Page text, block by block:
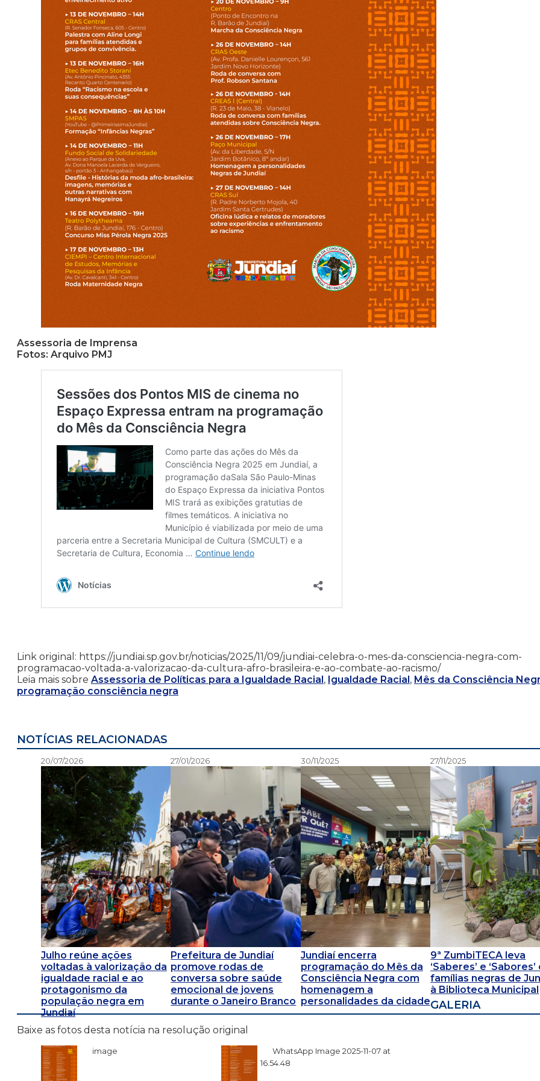
Assessoria de Imprensa
Fotos: Arquivo PMJ
Link original: https://jundiai.sp.gov.br/noticias/2025/11/09/jundiai-celebra-o-mes-da-consciencia-negra-com-
programacao-voltada-a-valorizacao-da-cultura-afro-brasileira-e-ao-combate-ao-racismo/
Leia mais sobre Assessoria de Políticas para a Igualdade Racial, Igualdade Racial, Mês da Consciência
programação consciência negra
NOTÍCIAS RELACIONADAS
20/07/2026
Julho reúne ações
voltadas à valorização da
igualdade racial e ao
protagonismo da
população negra em
Jundiaí
27/01/2026
Prefeitura de Jundiaí
promove rodas de
conversa sobre saúde
emocional de jovens
durante o Janeiro Branco
30/11/2025
Jundiaí encerra
programação do Mês da
Consciência Negra com
homenagem a
personalidades da cidade
27/11/2025
9ª ZumbiTECA leva
‘Saberes’ e ‘Sabores’
famílias negras de
à Biblioteca Municipal
GALERIA
Baixe as fotos desta notícia na resolução original
image
WhatsApp Image 2025-11-07 at
16.54.48